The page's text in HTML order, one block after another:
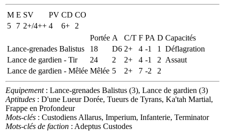
M E SV PV CD CO
5
7 2+/4++ 4 6+
2
Portée A C/T F PA D Capacités
Lance-grenades Balistus
18 D6 2+ 4 -1 1
Déflagration
Lance de gardien - Tir
24 2 2+ 4 -1 2 Assaut
Lance de gardien - Mêlée Mêlée 5 2+ 7 -2 2
Equipement: Lance-grenades Balistus (3), Lance de gardien (3)
Aptitudes : D'une Lueur Dorée, Tueurs de Tyrans, Ka'tah Martial,
Frappe en Profondeur
Mots-clés : Custodiens Allarus, Imperium, Infanterie, Terminator
Mots-clés de faction : Adeptus Custodes